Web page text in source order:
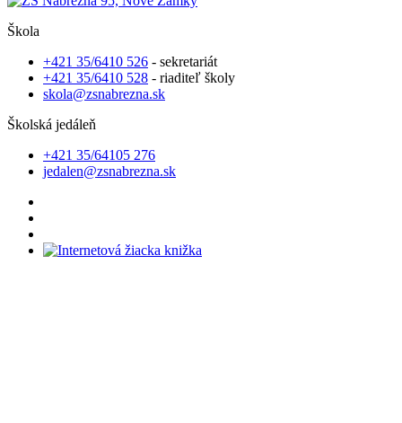
Škola
+421 35/6410 526 - sekretariát
+421 35/6410 528 - riaditeľ školy
skola@zsnabrezna.sk
Školská jedáleň
+421 35/64105 276
jedalen@zsnabrezna.sk